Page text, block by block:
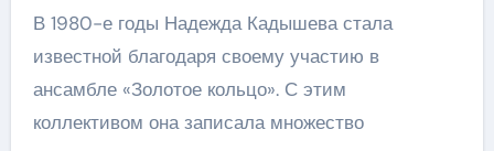
В 1980-е годы Надежда Кадышева стала
известной благодаря своему участию в
ансамбле «Золотое кольцо». С этим
коллективом она записала множество